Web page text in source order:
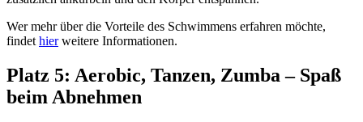
Wer mehr über die Vorteile des Schwimmens erfahren möchte,
findet hierweitere Informationen.
Platz 5: Aerobic, Tanzen, Zumba – Spaß
beim Abnehmen